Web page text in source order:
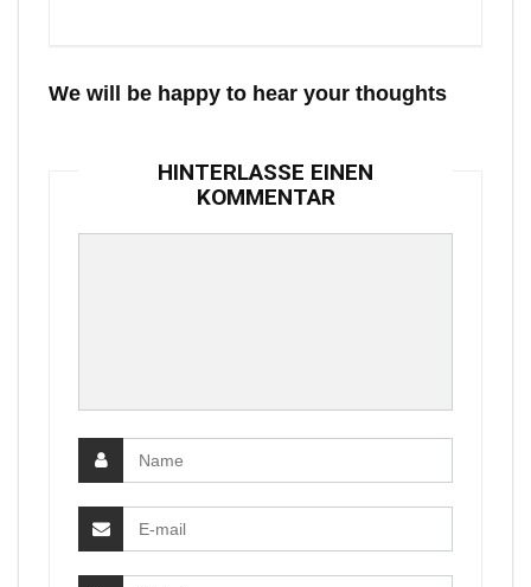
We will be happy to hear your thoughts
HINTERLASSE EINEN
KOMMENTAR